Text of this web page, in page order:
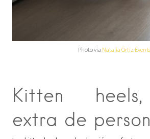
Photo via Natalia Ortiz Events
Kitten
extra de